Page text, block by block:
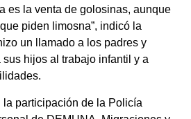
es la venta de golosinas, aunque
piden limosna”, indicó la
un llamado a los padres y
hijos al trabajo infantil y a
la participación de la Policía